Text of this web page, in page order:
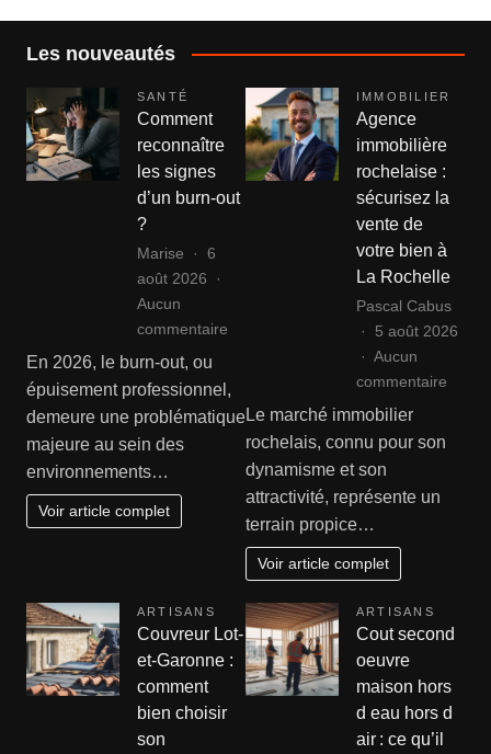
Les nouveautés
SANTÉ
Comment
reconnaître
les signes
d’un burn-out
?
Marise
6
août 2026
Aucun
commentairesur
les
signes
d’un
burn-
out
En 2026, le burn-out, ou
épuisement professionnel,
demeure une problématique
majeure au sein des
environnements…
Voir article complet
IMMOBILIER
Agence
immobilière
rochelaise :
sécurisez la
vente de
votre bien à
La Rochelle
Pascal Cabus
5 août 2026
Aucun
commentaire
bien
La
Le marché immobilier
rochelais, connu pour son
dynamisme et son
attractivité, représente un
terrain propice…
Voir article complet
ARTISANS
Couvreur Lot-
et-Garonne :
comment
bien choisir
son
ARTISANS
Cout second
oeuvre
maison hors
d eau hors d
air : ce qu’il